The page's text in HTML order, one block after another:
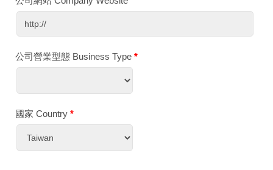
公司營業型態 Business Type *
國家 Country *